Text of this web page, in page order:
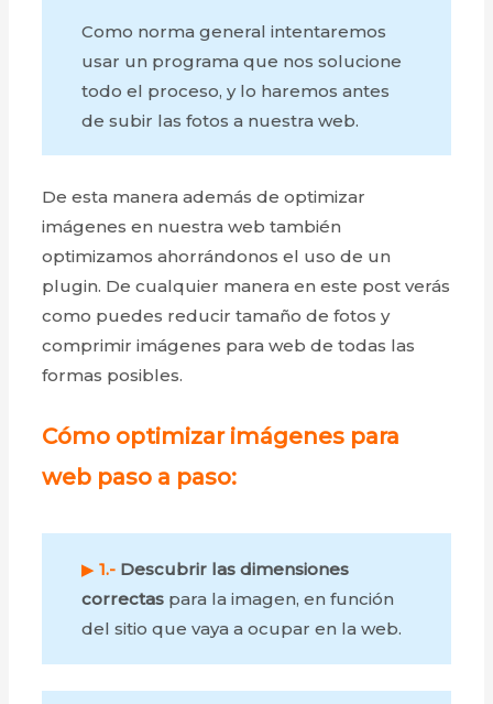
Como norma general intentaremos
usar un programa que nos solucione
todo el proceso, y lo haremos antes
de subir las fotos a nuestra web.
De esta manera además de optimizar
imágenes en nuestra web también
optimizamos ahorrándonos el uso de un
plugin. De cualquier manera en este post verás
como puedes reducir tamaño de fotos y
comprimir imágenes para web de todas las
formas posibles.
Cómo optimizar imágenes para
web paso a paso:
▶ 1.- Descubrir las dimensiones
correctaspara la imagen, en función
del sitio que vaya a ocupar en la web.